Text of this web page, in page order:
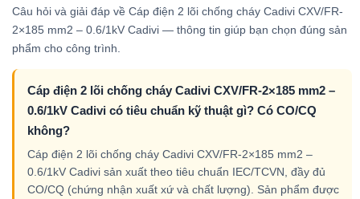
Câu hỏi và giải đáp về Cáp điện 2 lõi chống cháy Cadivi CXV/FR-
2×185 mm2 – 0.6/1kV Cadivi — thông tin giúp bạn chọn đúng sản
phẩm cho công trình.
Cáp điện 2 lõi chống cháy Cadivi CXV/FR-2×185 mm2 –
0.6/1kV Cadivi có tiêu chuẩn kỹ thuật gì? Có CO/CQ
không?
Cáp điện 2 lõi chống cháy Cadivi CXV/FR-2×185 mm2 –
0.6/1kV Cadivi sản xuất theo tiêu chuẩn IEC/TCVN, đầy đủ
CO/CQ (chứng nhận xuất xứ và chất lượng). Sản phẩm được